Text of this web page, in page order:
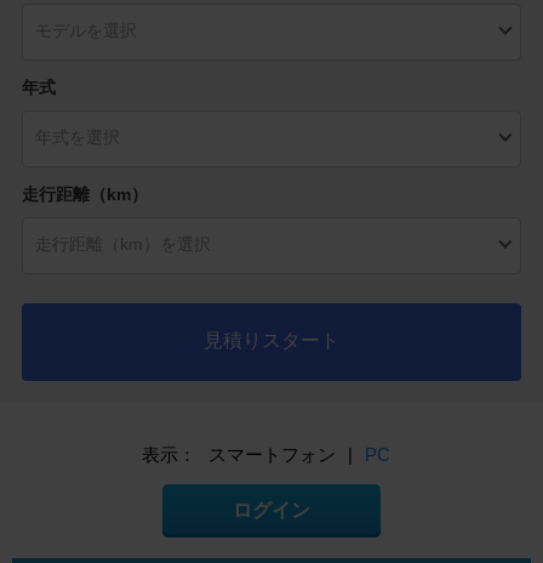
年式
走行距離（km）
見積りスタート
表示： スマートフォン | PC
ログイン